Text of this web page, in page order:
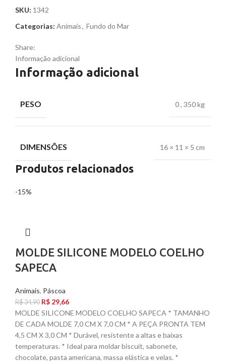
SKU: 1342
Categorias: Animais, Fundo do Mar
Share:
Informação adicional
Informação adicional
PESO 0, 350 kg
DIMENSÕES 16 × 11 × 5 cm
Produtos relacionados
-15%
MOLDE SILICONE MODELO COELHO
SAPECA
Animais, Páscoa
R$34,90 R$ 29,66
MOLDE SILICONE MODELO COELHO SAPECA * TAMANHO
DE CADA MOLDE 7,0 CM X 7,0 CM * A PEÇA PRONTA TEM
4,5 CM X 3,0 CM * Durável, resistente a altas e baixas
temperaturas. * Ideal para moldar biscuit, sabonete,
chocolate, pasta americana, massa elástica e velas. *